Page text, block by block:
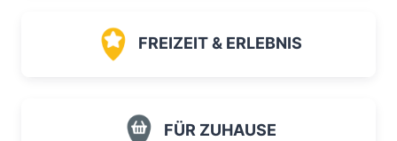
FREIZEIT & ERLEBNIS
FÜR ZUHAUSE